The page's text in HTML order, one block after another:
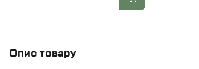
Опис товару